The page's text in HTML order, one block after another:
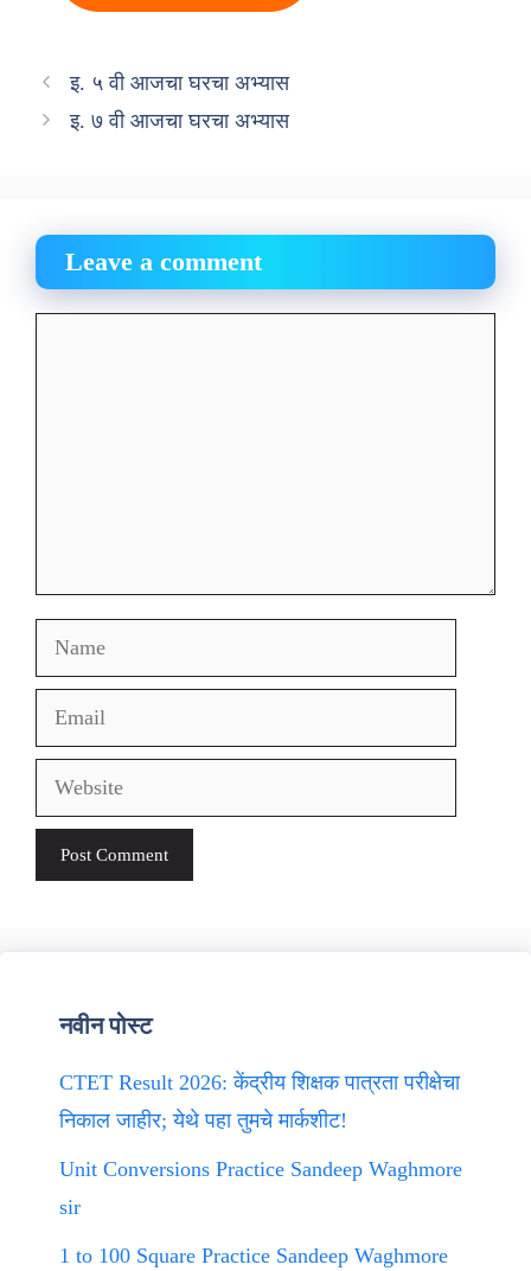
इ. ५ वी आजचा घरचा अभ्यास
इ. ७ वी आजचा घरचा अभ्यास
Leave a comment
Name
Email
Website
नवीन पोस्ट
CTET Result 2026: केंद्रीय शिक्षक पात्रता परीक्षेचा
निकाल जाहीर; येथे पहा तुमचे मार्कशीट!
Unit Conversions Practice Sandeep Waghmore
sir
1 to 100 Square Practice Sandeep Waghmore